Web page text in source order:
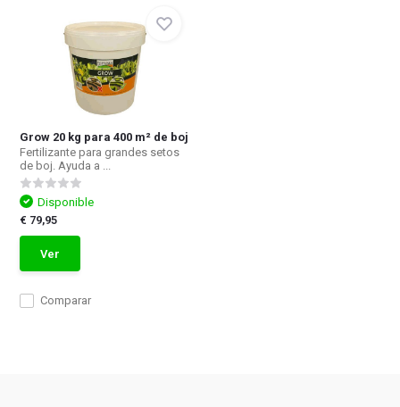
Grow 20 kg para 400 m² de boj
Fertilizante para grandes setos
de boj. Ayuda a ...
Comparar
Disponible
€ 79,95
Ver